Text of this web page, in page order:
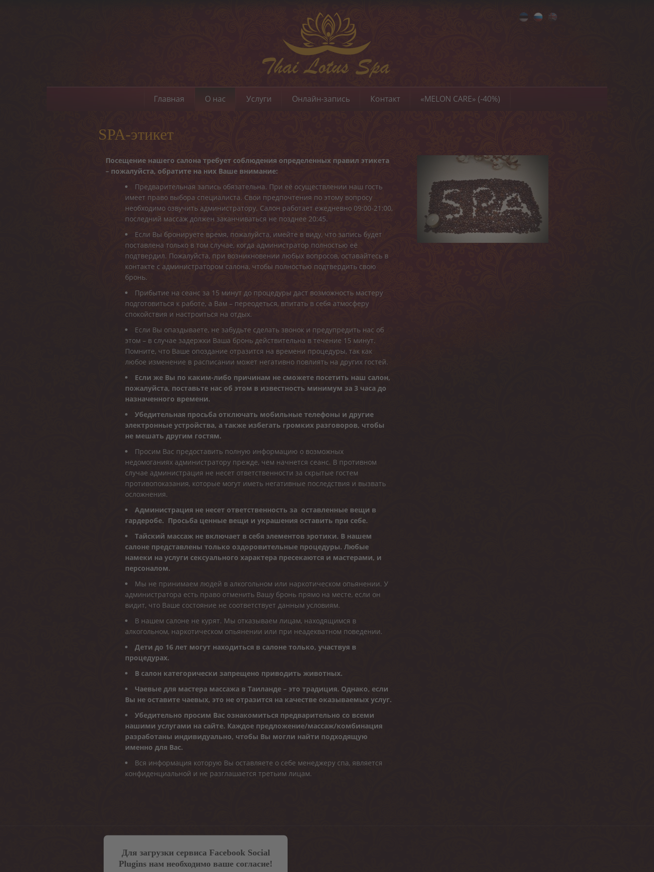
Eesti
Главная О нас Услуги Онлайн-запись Контакт «MELON CARE» (-40%)
SPA-этикет
Посещение нашего салона требует соблюдения определенных правил этикета
– пожалуйста, обратите на них Ваше внимание:
Предварительная запись обязательна. При её осуществлении наш гость
имеет право выбора специалиста. Свои предпочтения по этому вопросу
необходимо озвучить администратору. Салон работает ежедневно 09:00-21:00,
последний массаж должен заканчиваться не позднее 20:45.
Если Вы бронируете время, пожалуйста, имейте в виду, что запись будет
поставлена только в том случае, когда администратор полностью её
подтвердил. Пожалуйста, при возникновении любых вопросов, оставайтесь в
контакте с администратором салона, чтобы полностью подтвердить свою
бронь.
Прибытие на сеанс за 15 минут до процедуры даст возможность мастеру
подготовиться к работе, а Вам – переодеться, впитать в себя атмосферу
спокойствия и настроиться на отдых.
Если Вы опаздываете, не забудьте сделать звонок и предупредить нас об
этом – в случае задержки Ваша бронь действительна в течение 15 минут.
Помните, что Ваше опоздание отразится на времени процедуры, так как
любое изменение в расписании может негативно повлиять на других гостей.
Если же Вы по каким-либо причинам не сможете посетить наш салон,
пожалуйста, поставьте нас об этом в известность минимум за 3 часа до
назначенного времени.
Убедительная просьба отключать мобильные телефоны и другие
электронные устройства, а также избегать громких разговоров, чтобы
не мешать другим гостям.
Просим Вас предоставить полную информацию о возможных
недомоганиях администратору прежде, чем начнется сеанс. В противном
случае администрация не несет ответственности за скрытые гостем
противопоказания, которые могут иметь негативные последствия и вызвать
осложнения.
Администрация не несет ответственность за оставленные вещи в
гардеробе. Просьба ценные вещи и украшения оставить при себе.
Тайский массаж не включает в себя элементов эротики. В нашем
салоне представлены только оздоровительные процедуры. Любые
намеки на услуги сексуального характера пресекаются и мастерами, и
персоналом.
Мы не принимаем людей в алкогольном или наркотическом опьянении. У
администратора есть право отменить Вашу бронь прямо на месте, если он
видит, что Ваше состояние не соответствует данным условиям.
В нашем салоне не курят. Мы отказываем лицам, находящимся в
алкогольном, наркотическом опьянении или при неадекватном поведении.
Дети до 16 лет могут находиться в салоне только, участвуя в
процедурах.
В салон категорически запрещено приводить животных.
Чаевые для мастера массажа в Таиланде – это традиция. Однако, если
Вы не оставите чаевых, это не отразится на качестве оказываемых услуг.
Убедительно просим Вас ознакомиться предварительно со всеми
нашими услугами на сайте. Каждое предложение/массаж/комбинация
разработаны индивидуально, чтобы Вы могли найти подходящую
именно для Вас.
Вся информация которую Вы оставляете о себе менеджеру спа, является
конфиденциальной и не разглашается третьим лицам.
Для загрузки сервиса Facebook Social
Plugins нам необходимо ваше согласие!